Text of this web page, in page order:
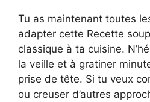
Tu as maintenant toutes
adapter cette Recette
classique à ta cuisine.
la veille et à gratiner
prise de tête. Si tu veux
ou creuser d’autres